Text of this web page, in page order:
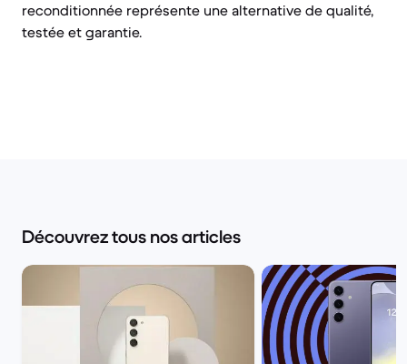
reconditionnée représente une alternative de qualité,
testée et garantie.
Découvrez tous nos articles